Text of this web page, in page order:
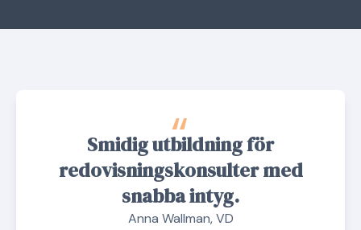
“
Smidig utbildning för
redovisningskonsulter med
snabba intyg.
Anna Wallman, VD